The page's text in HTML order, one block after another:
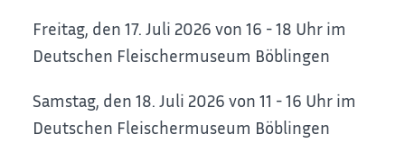
Freitag, den 17. Juli 2026 von 16 - 18 Uhr im
Deutschen Fleischermuseum Böblingen
Samstag, den 18. Juli 2026 von 11 - 16 Uhr im
Deutschen Fleischermuseum Böblingen